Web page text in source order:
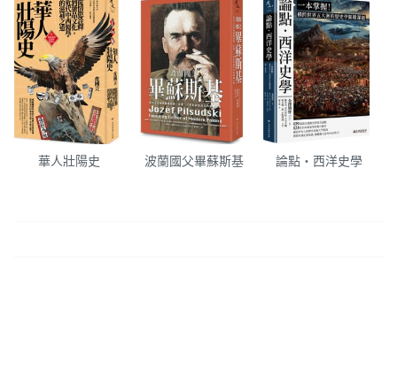
華人壯陽史 波蘭國父畢蘇斯基 論點・西洋史學